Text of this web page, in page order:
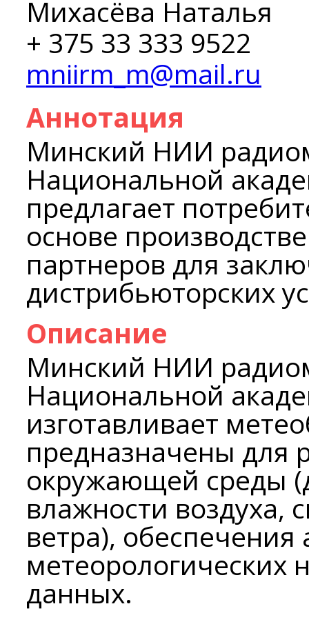
Михасёва Наталья
+ 375 33 333 9522
mniirm_m@mail.ru
Аннотация
Минский НИИ
Национальной
предлагает
основе
партнеров для
дистрибьюторских
Описание
Минский НИИ
Национальной
изготавливает
предназначены для
окружающей среды
влажности воздуха,
ветра),
метеорологических
данных.